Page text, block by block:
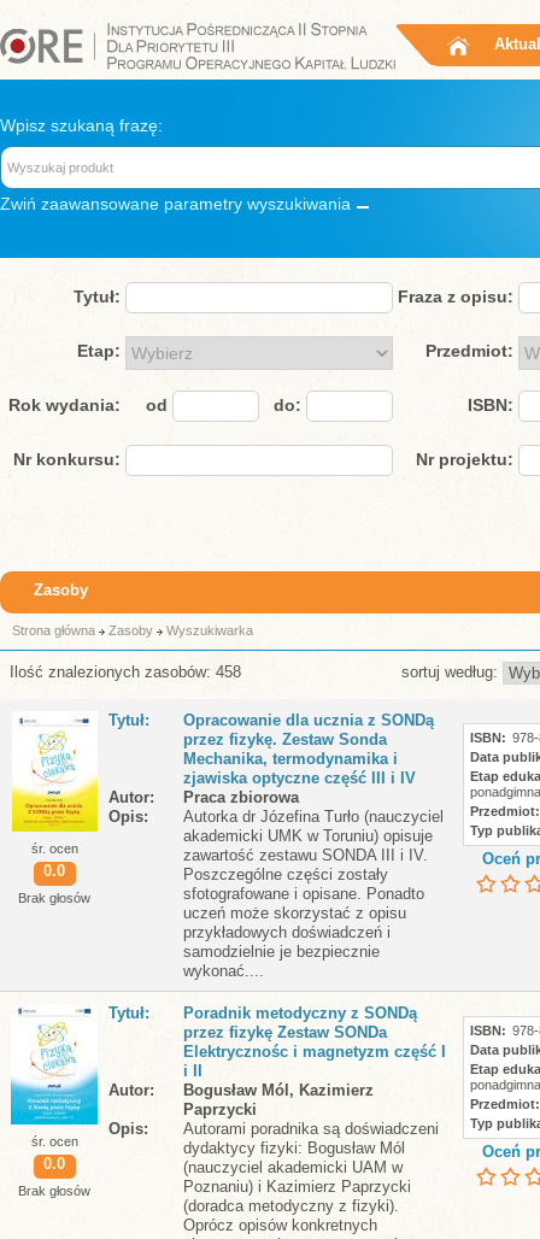
Wpisz szukaną frazę:
Zwiń zaawansowane parametry wyszukiwania
Tytuł: Fraza z opisu:
Etap: Przedmiot:
Rok wydania: od do: ISBN:
Nr konkursu: Nr projektu:
Zasoby
Strona główna Zasoby Wyszukiwarka
Ilość znalezionych zasobów: 458 sortuj według:
śr. ocen
0.0
Brak głosów
Tytuł
Opracowanie dla ucznia z SONDą
przez fizykę. Zestaw Sonda
Mechanika, termodynamika i
zjawiska optyczne część III i IV
Autor
Praca zbiorowa
Opis
Autorka dr Józefina Turło (nauczyciel
akademicki UMK w Toruniu) opisuje
zawartość zestawu SONDA III i IV.
Poszczególne części zostały
sfotografowane i opisane. Ponadto
uczeń może skorzystać z opisu
przykładowych doświadczeń i
samodzielnie je bezpiecznie
wykonać....
ISBN
Data
Etap
Przedmiot
Typ
Oceń
śr. ocen
0.0
Brak głosów
Tytuł
Poradnik metodyczny z SONDą
przez fizykę Zestaw SONDa
Elektrycznośc i magnetyzm część I
i II
Autor
Bogusław Mól, Kazimierz
Paprzycki
Opis
Autorami poradnika są doświadczeni
dydaktycy fizyki: Bogusław Mól
(nauczyciel akademicki UAM w
Poznaniu) i Kazimierz Paprzycki
(doradca metodyczny z fizyki).
Oprócz opisów konkretnych
ISBN
Data
Etap
Przedmiot
Typ
Oceń